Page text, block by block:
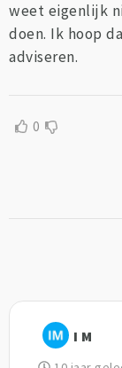
weet eigenlijk
doen. Ik hoop
adviseren.
0
I M